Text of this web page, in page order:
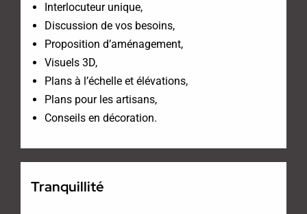
Interlocuteur unique,
Discussion de vos besoins,
Proposition d’aménagement,
Visuels 3D,
Plans à l’échelle et élévations,
Plans pour les artisans,
Conseils en décoration.
Tranquillité